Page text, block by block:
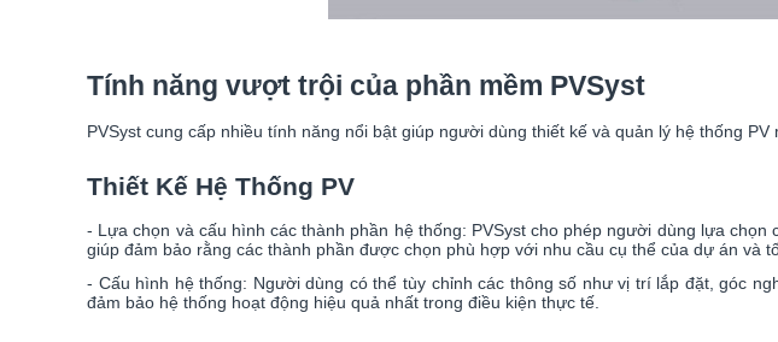
Tính năng vượt trội của phần mềm PVSyst
PVSyst cung cấp nhiều tính năng nổi bật giúp người dùng thiết kế và quản lý hệ thống
Thiết Kế Hệ Thống PV
- Lựa chọn và cấu hình các thành phần hệ thống: PVSyst cho phép người dùng lựa
giúp đảm bảo rằng các thành phần được chọn phù hợp với nhu cầu cụ thể của dự án và
- Cấu hình hệ thống: Người dùng có thể tùy chỉnh các thông số như vị trí lắp đặt, góc
đảm bảo hệ thống hoạt động hiệu quả nhất trong điều kiện thực tế.